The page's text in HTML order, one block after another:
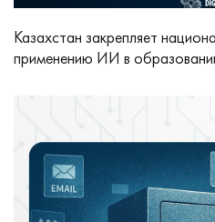
Казахстан закрепляет
применению ИИ в